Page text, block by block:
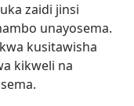
zaidi jinsi
unayosema.
kusitawisha
kikweli na